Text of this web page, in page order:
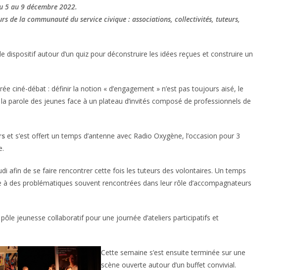
5 au 9 décembre 2022.
de la communauté du service civique : associations, collectivités, tuteurs,
dispositif autour d’un quiz pour déconstruire les idées reçues et construire un
ciné-débat : définir la notion « d’engagement » n’est pas toujours aisé, le
parole des jeunes face à un plateau d’invités composé de professionnels de
et s’est offert un temps d’antenne avec Radio Oxygène, l’occasion pour 3
afin de se faire rencontrer cette fois les tuteurs des volontaires. Un temps
des problématiques souvent rencontrées dans leur rôle d’accompagnateurs
jeunesse collaboratif pour une journée d’ateliers participatifs et
Cette semaine s’est ensuite terminée sur une
scène ouverte autour d’un buffet convivial.